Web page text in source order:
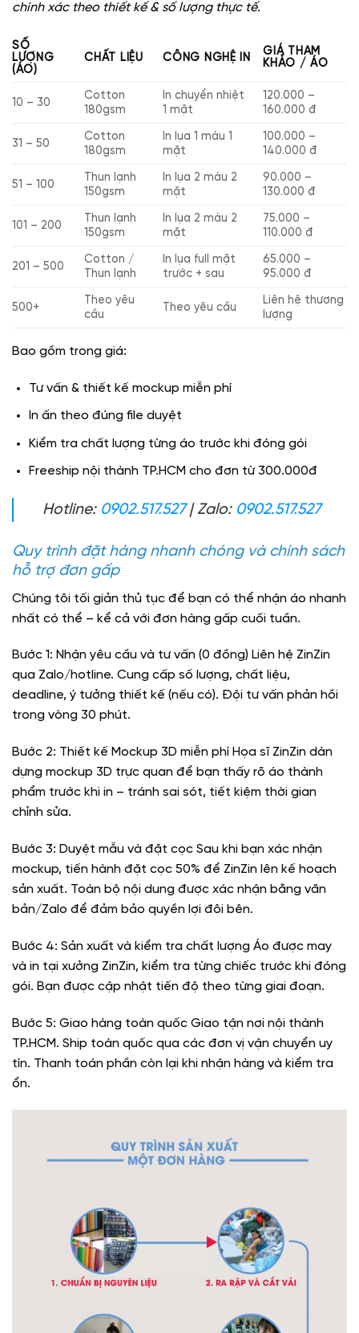
chính xác theo thiết kế & số lượng thực tế.
SỐ
LƯỢNG
(ÁO)
CHẤT LIỆU CÔNG NGHỆ IN
GIÁ THAM
KHẢO / ÁO
10 – 30
Cotton
180gsm
In chuyển nhiệt
1 mặt
120.000 –
160.000 đ
31 – 50
Cotton
180gsm
In lụa 1 màu 1
mặt
100.000 –
140.000 đ
51 – 100
Thun lạnh
150gsm
In lụa 2 màu 2
mặt
90.000 –
130.000 đ
101 – 200
Thun lạnh
150gsm
In lụa 2 màu 2
mặt
75.000 –
110.000 đ
201 – 500
Cotton /
Thun lạnh
In lụa full mặt
trước + sau
65.000 –
95.000 đ
500+
Theo yêu
cầu
Theo yêu cầu
Liên hệ thương
lượng
Bao gồm trong giá:
Tư vấn & thiết kế mockup miễn phí
In ấn theo đúng file duyệt
Kiểm tra chất lượng từng áo trước khi đóng gói
Freeship nội thành TP.HCM cho đơn từ 300.000đ
Hotline: 0902.517.527| Zalo: 0902.517.527
Quy trình đặt hàng nhanh chóng và chính sách
hỗ trợ đơn gấp
Chúng tôi tối giản thủ tục để bạn có thể nhận áo nhanh
nhất có thể – kể cả với đơn hàng gấp cuối tuần.
Bước 1: Nhận yêu cầu và tư vấn (0 đồng) Liên hệ ZinZin
qua Zalo/hotline. Cung cấp số lượng, chất liệu,
deadline, ý tưởng thiết kế (nếu có). Đội tư vấn phản hồi
trong vòng 30 phút.
Bước 2: Thiết kế Mockup 3D miễn phí Họa sĩ ZinZin dàn
dựng mockup 3D trực quan để bạn thấy rõ áo thành
phẩm trước khi in – tránh sai sót, tiết kiệm thời gian
chỉnh sửa.
Bước 3: Duyệt mẫu và đặt cọc Sau khi bạn xác nhận
mockup, tiến hành đặt cọc 50% để ZinZin lên kế hoạch
sản xuất. Toàn bộ nội dung được xác nhận bằng văn
bản/Zalo để đảm bảo quyền lợi đôi bên.
Bước 4: Sản xuất và kiểm tra chất lượng Áo được may
và in tại xưởng ZinZin, kiểm tra từng chiếc trước khi đóng
gói. Bạn được cập nhật tiến độ theo từng giai đoạn.
Bước 5: Giao hàng toàn quốc Giao tận nơi nội thành
TP.HCM. Ship toàn quốc qua các đơn vị vận chuyển uy
tín. Thanh toán phần còn lại khi nhận hàng và kiểm tra
ổn.